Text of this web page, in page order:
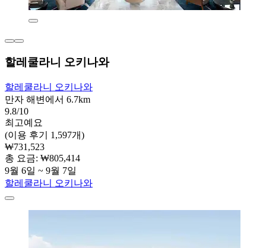
할레쿨라니 오키나와
할레쿨라니 오키나와
만자 해변에서 6.7km
9.8/10
최고예요
(이용 후기 1,597개)
₩731,523
총 요금: ₩805,414
9월 6일 ~ 9월 7일
할레쿨라니 오키나와